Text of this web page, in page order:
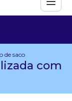
congresso
de sacola
com